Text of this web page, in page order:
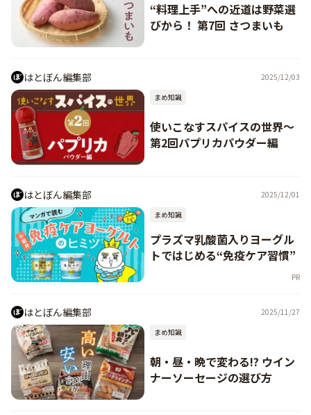
“料理上手”への近道は野菜選
びから！ 第7回 さつまいも
はとぼん編集部
2025/12/03
まめ知識
使いこなすスパイスの世界〜
第2回パプリカパウダー編
はとぼん編集部
2025/12/01
まめ知識
プラズマ乳酸菌入りヨーグル
トではじめる“免疫ケア習慣”
PR
はとぼん編集部
2025/11/27
まめ知識
朝・昼・晩で変わる!? ウイン
ナーソーセージの選び方